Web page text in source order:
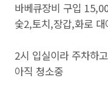
바베큐장비 구입
숯2,토치,장갑,화로
2시 입실이라 주차하
아직 청소중